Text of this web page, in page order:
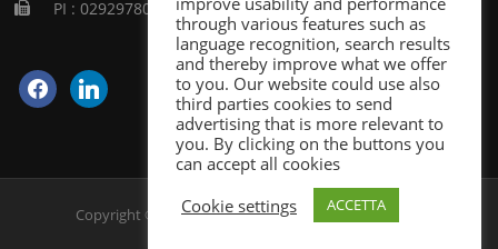
PI : 02929780969
facebooklinkedin
Copyright © 2026 Live Meeting. Tutti i diritti riservati.
through various features such as
language recognition, search results
and thereby improve what we offer
to you. Our website could use also
third parties cookies to send
advertising that is more relevant to
you. By clicking on the buttons you
can accept all cookies
Cookie settings
ACCETTA